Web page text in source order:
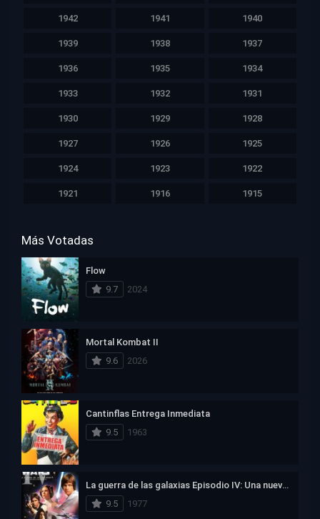
1942 1941 1940
1939 1938 1937
1936 1935 1934
1933 1932 1931
1930 1929 1928
1927 1926 1925
1924 1923 1922
1921 1916 1915
Más Votadas
Flow
9.7
2024
Mortal Kombat II
9.6
2026
Cantinflas Entrega Inmediata
9.5
1963
La guerra de las galaxias Episodio IV: Una nueva esperanza
9.5
1977